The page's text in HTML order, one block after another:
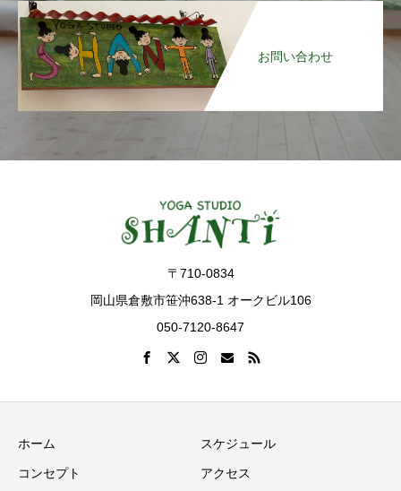
お問い合わせ
〒710-0834
岡山県倉敷市笹沖638-1 オークビル106
050-7120-8647
ホーム スケジュール
コンセプト アクセス